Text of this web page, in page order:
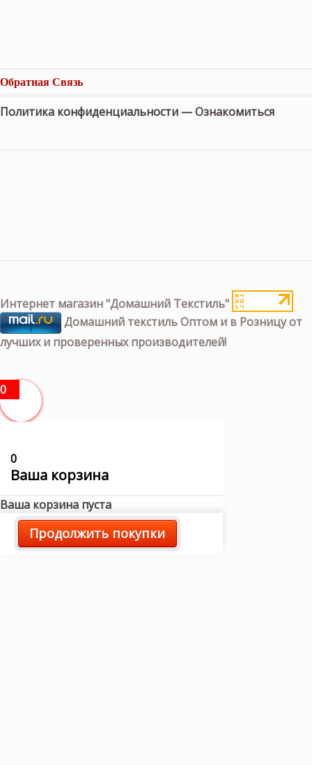
Обратная Связь
Политика конфиденциальности —Ознакомиться
Интернет магазин "Домашний Текстиль"
Домашний текстиль Оптом и в Розницу от
лучших и проверенных производителей!
0
0
Ваша корзина
Ваша корзина пуста
Продолжить покупки